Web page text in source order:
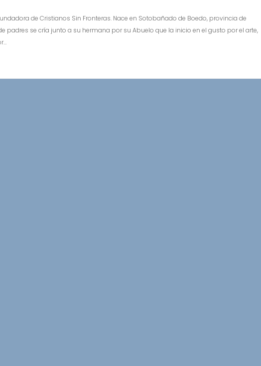
de Cristianos Sin Fronteras. Nace en Sotobañado de Boedo, provincia de
padres se cría junto a su hermana por su Abuelo que la inicio en el gusto por el arte,